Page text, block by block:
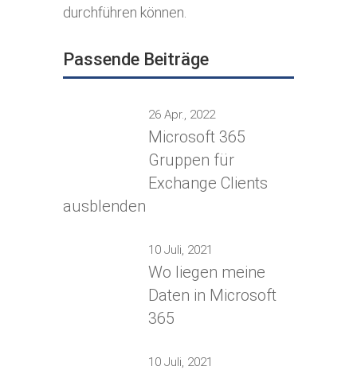
durchführen können.
Passende Beiträge
26 Apr., 2022
Microsoft 365
Gruppen für
Exchange Clients
ausblenden
10 Juli, 2021
Wo liegen meine
Daten in Microsoft
365
10 Juli, 2021